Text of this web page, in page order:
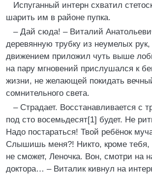
Испуганный интерн схватил
шарить им в районе пупка.
– Дай сюда! – Виталий
деревянную трубку из неумелых
движением приложил чуть выше
на пару мгновений прислушался к
жизни, не желающей покидать
сомнительного света.
– Страдает. Восстанавливается с
под сто восемьдесят[1] будет. Не
Надо постараться! Твой ребёнок
Слышишь меня?! Никто, кроме тебя,
не сможет, Леночка. Вон, смотри на
доктора… – Виталик кивнул на